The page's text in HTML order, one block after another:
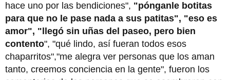
hace uno por las bendiciones", "pónganle botitas
para que no le pase nada a sus patitas", "eso es
amor", "llegó sin uñas del paseo, pero bien
contento", "qué lindo, así fueran todos esos
chaparritos","me alegra ver personas que los aman
tanto, creemos conciencia en la gente", fueron los